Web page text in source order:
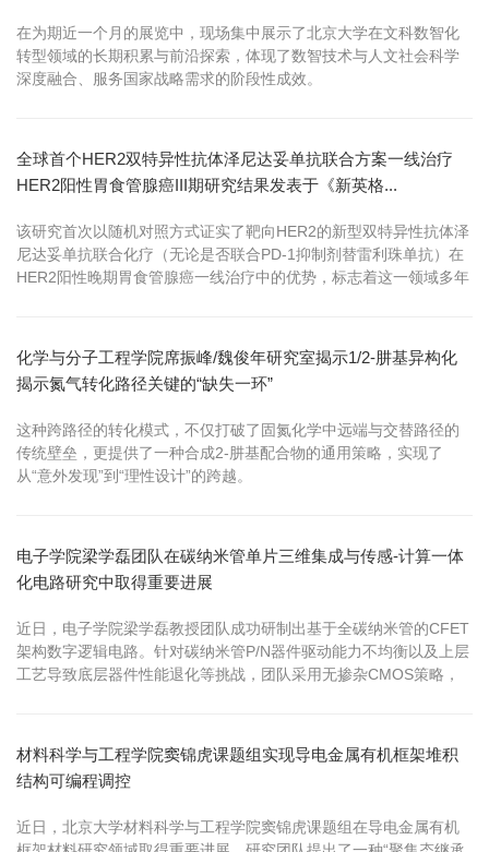
在为期近一个月的展览中，现场集中展示了北京大学在文科数智化
转型领域的长期积累与前沿探索，体现了数智技术与人文社会科学
深度融合、服务国家战略需求的阶段性成效。
全球首个HER2双特异性抗体泽尼达妥单抗联合方案一线治疗
HER2阳性胃食管腺癌III期研究结果发表于《新英格...
该研究首次以随机对照方式证实了靶向HER2的新型双特异性抗体泽
尼达妥单抗联合化疗（无论是否联合PD-1抑制剂替雷利珠单抗）在
HER2阳性晚期胃食管腺癌一线治疗中的优势，标志着这一领域多年
化学与分子工程学院席振峰/魏俊年研究室揭示1/2-肼基异构化
揭示氮气转化路径关键的“缺失一环”
这种跨路径的转化模式，不仅打破了固氮化学中远端与交替路径的
传统壁垒，更提供了一种合成2-肼基配合物的通用策略，实现了
从“意外发现”到“理性设计”的跨越。
电子学院梁学磊团队在碳纳米管单片三维集成与传感-计算一体
化电路研究中取得重要进展
近日，电子学院梁学磊教授团队成功研制出基于全碳纳米管的CFET
架构数字逻辑电路。针对碳纳米管P/N器件驱动能力不均衡以及上层
工艺导致底层器件性能退化等挑战，团队采用无掺杂CMOS策略，
材料科学与工程学院窦锦虎课题组实现导电金属有机框架堆积
结构可编程调控
近日，北京大学材料科学与工程学院窦锦虎课题组在导电金属有机